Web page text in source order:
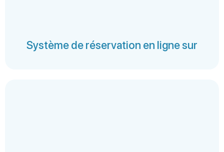
Système de réservation en ligne sur